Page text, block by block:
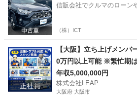
信販会社でクルマのローン
（株）ICT
正社員
【大阪】立ち上げメンバー募集 月収例
0万円以上可能 ※繁忙期
月給25万円＋歩合 頑張
年収5,000,000円
株式会社LEAP
大阪府 大阪市